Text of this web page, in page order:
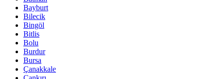
Bayburt
Bilecik
Bingöl
Bitlis
Bolu
Burdur
Bursa
Çanakkale